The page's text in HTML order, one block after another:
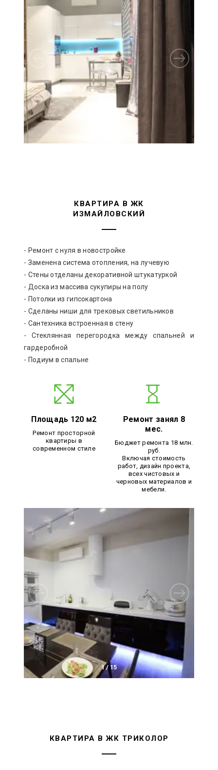
1/ 15
КВАРТИРА В ЖК
ИЗМАЙЛОВСКИЙ
- Ремонт с нуля в новостройке
- Заменена система отопления, на лучевую
- Стены отделаны декоративной штукатуркой
- Доска из массива сукупиры на полу
- Потолки из гипсокартона
- Сделаны ниши для трековых светильников
- Сантехника встроенная в стену
- Стеклянная перегородка между спальней и
гардеробной
- Подиум в спальне
Площадь 120 м2
Ремонт просторной
квартиры в
современном стиле
Ремонт занял 8
мес.
Бюджет ремонта 18 млн.
руб.
Включая стоимость
работ, дизайн проекта,
всех чистовых и
черновых материалов и
мебели.
КВАРТИРА В ЖК ТРИКОЛОР